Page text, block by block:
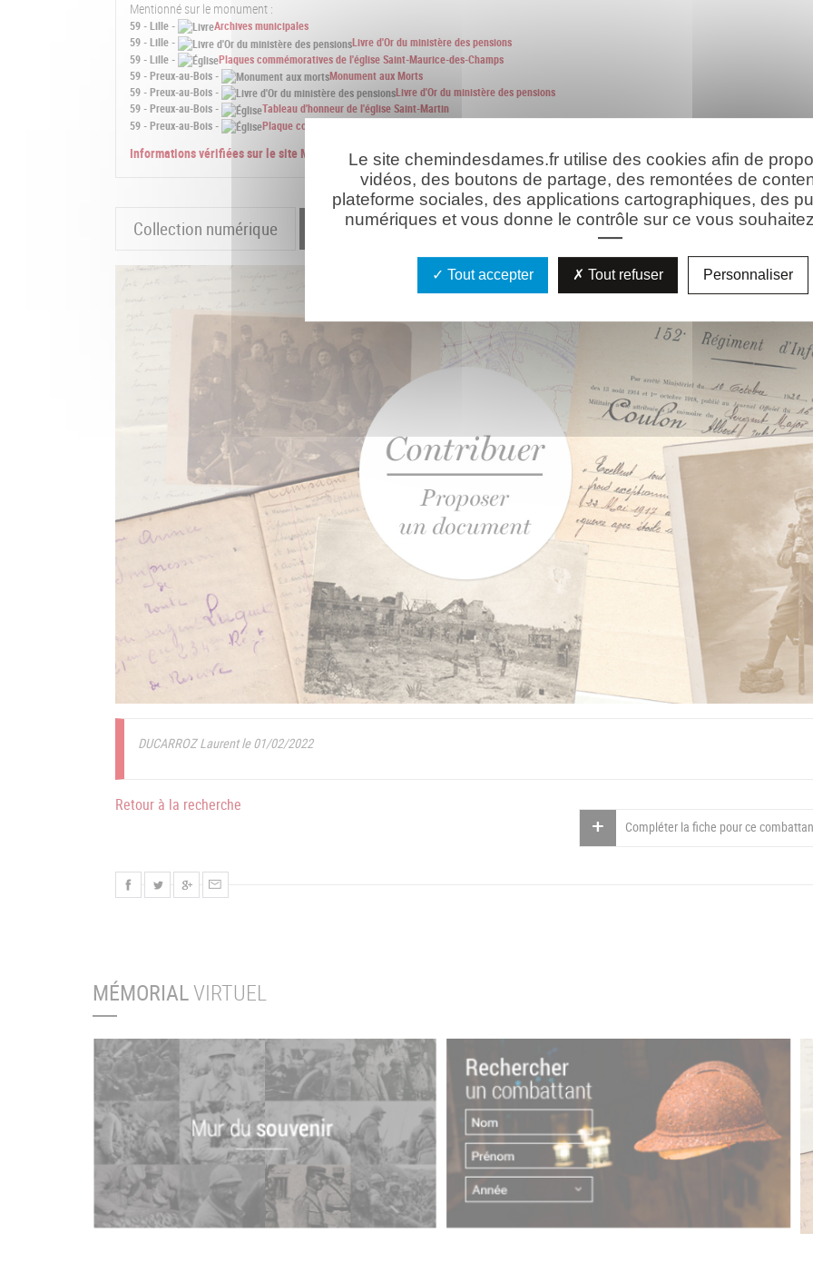
Mentionné sur le monument :
59 - Lille -
Archives municipales
59 - Lille -
Livre d'Or du ministère des pensions
59 - Lille -
Plaques commémoratives de l'église Saint-Maurice-des-Champs
59 - Preux-au-Bois -
Monument aux Morts
59 - Preux-au-Bois -
Livre d'Or du ministère des pensions
59 - Preux-au-Bois -
Tableau d'honneur de l'église Saint-Martin
59 - Preux-au-Bois -
Plaque commémorative de l'église Saint-Martin
Informations vérifiées sur le site Mémoire des hommes
Collection numérique La cartographie Les ressources
DUCARROZ Laurent le 01/02/2022
Compléter la fiche pour ce
Retour à la recherche
MÉMORIALVIRTUEL
Le site chemindesdames.fr utilise des cookies afin de
vidéos, des boutons de partage, des remontées de
plateforme sociales, des applications cartographiques, des
numériques et vous donne le contrôle sur ce vous
Tout accepter Tout refuser Personnaliser